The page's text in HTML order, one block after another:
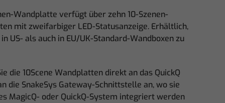
Wandplatte verfügt über zehn 10-Szenen-
mit zweifarbiger LED-Statusanzeige. Erhältlich,
US- als auch in EU/UK-Standard-Wandboxen zu
die 10Scene Wandplatten direkt an das QuickQ
die SnakeSys Gateway-Schnittstelle an, wo sie
MagicQ- oder QuickQ-System integriert werden